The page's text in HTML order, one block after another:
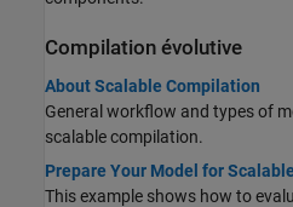
Compilation évolutive
About Scalable Compilation
General workflow and types of
scalable compilation.
Prepare Your Model for
This example shows how to